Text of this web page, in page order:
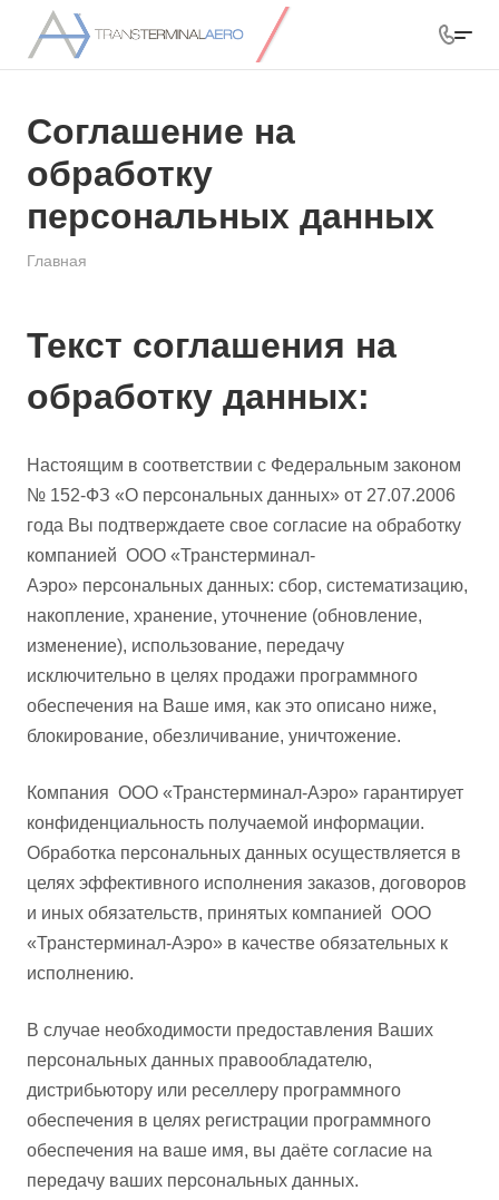
Соглашение на
обработку
персональных данных
Главная
Текст соглашения на
обработку данных:
Настоящим в соответствии с Федеральным законом
№ 152-ФЗ «О персональных данных» от 27.07.2006
года Вы подтверждаете свое согласие на обработку
компанией ООО «Транстерминал-
Аэро» персональных данных: сбор, систематизацию,
накопление, хранение, уточнение (обновление,
изменение), использование, передачу
исключительно в целях продажи программного
обеспечения на Ваше имя, как это описано ниже,
блокирование, обезличивание, уничтожение.
Компания ООО «Транстерминал-Аэро» гарантирует
конфиденциальность получаемой информации.
Обработка персональных данных осуществляется в
целях эффективного исполнения заказов, договоров
и иных обязательств, принятых компанией ООО
«Транстерминал-Аэро» в качестве обязательных к
исполнению.
В случае необходимости предоставления Ваших
персональных данных правообладателю,
дистрибьютору или реселлеру программного
обеспечения в целях регистрации программного
обеспечения на ваше имя, вы даёте согласие на
передачу ваших персональных данных.